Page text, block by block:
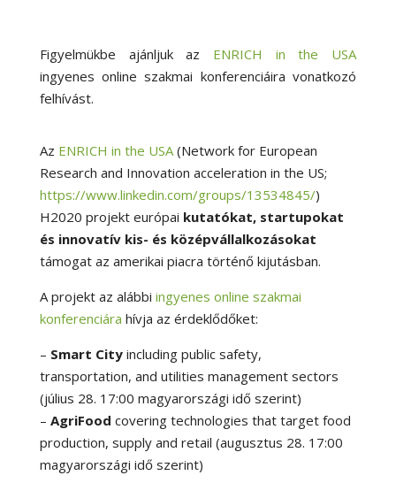
Figyelmükbe ajánljuk az ENRICH in the USA
ingyenes online szakmai konferenciáira vonatkozó
felhívást.
Az ENRICH in the USA(Network for European
Research and Innovation acceleration in the US;
https://www.linkedin.com/groups/13534845/)
H2020 projekt európai kutatókat, startupokat
és innovatív kis- és középvállalkozásokat
támogat az amerikai piacra történő kijutásban.
A projekt az alábbi ingyenes online szakmai
konferenciára hívja az érdeklődőket:
– Smart Cityincluding public safety,
transportation, and utilities management sectors
(július 28. 17:00 magyarországi idő szerint)
– AgriFood covering technologies that target food
production, supply and retail (augusztus 28. 17:00
magyarországi idő szerint)